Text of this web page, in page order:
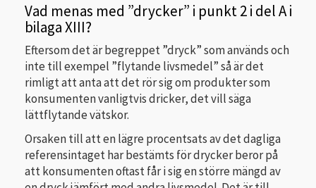
Vad menas med ”drycker” i punkt 2 i del A i
bilaga XIII?
Eftersom det är begreppet ”dryck” som används och
inte till exempel ”flytande livsmedel” så är det
rimligt att anta att det rör sig om produkter som
konsumenten vanligtvis dricker, det vill säga
lättflytande vätskor.
Orsaken till att en lägre procentsats av det dagliga
referensintaget har bestämts för drycker beror på
att konsumenten oftast får i sig en större mängd av